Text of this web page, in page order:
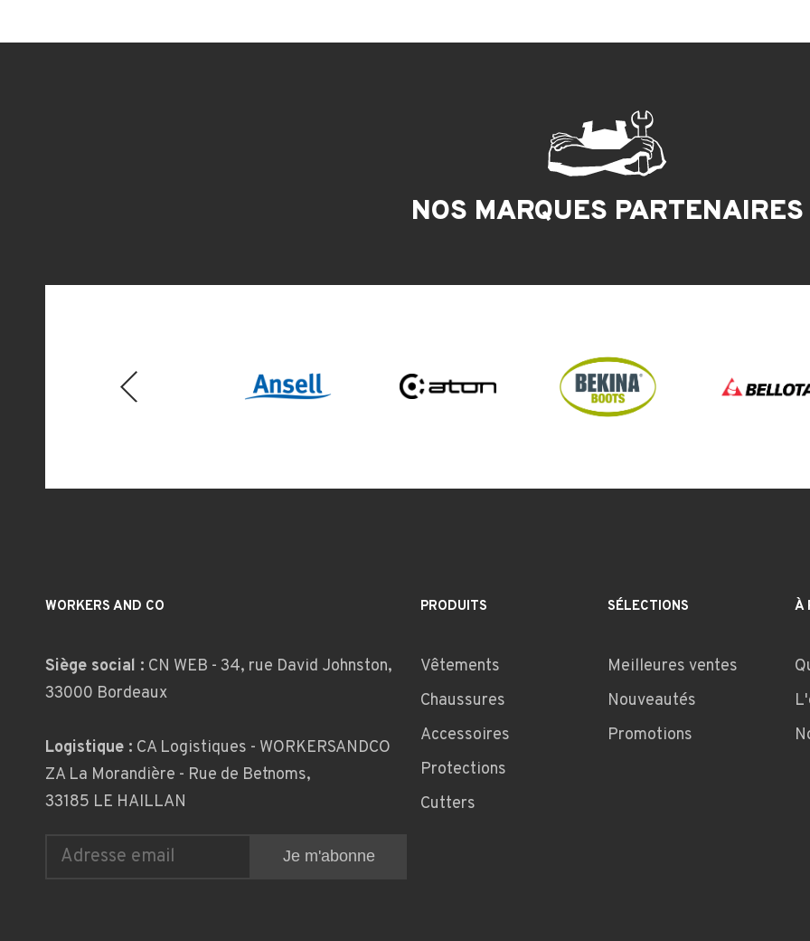
NOS MARQUES PARTENAIRES
WORKERS AND CO
Siège social : CN WEB - 34, rue David Johnston,
33000 Bordeaux
Logistique : CA Logistiques - WORKERSANDCO
ZA La Morandière - Rue de Betnoms,
33185 LE HAILLAN
PRODUITS
Vêtements
Chaussures
Accessoires
Protections
Cutters
SÉLECTIONS
Meilleures ventes
Nouveautés
Promotions
À